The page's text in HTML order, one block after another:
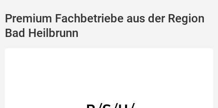
Premium Fachbetriebe aus der Region
Bad Heilbrunn